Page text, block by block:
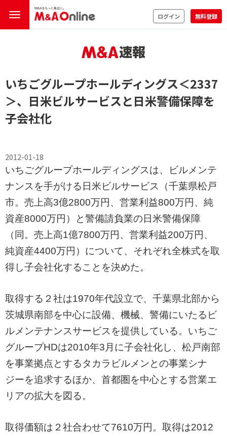
ログイン 無料登録
いちごグループホールディングス＜2337
＞、日米ビルサービスと日米警備保障を
子会社化
2012-01-18
いちごグループホールディングスは、ビルメンテ
ナンスを手がける日米ビルサービス（千葉県松戸
市。売上高3億2800万円、営業利益800万円、純
資産8000万円）と警備請負業の日米警備保障
（同。売上高1億7800万円、営業利益200万円、
純資産4400万円）について、それぞれ全株式を取
得し子会社化することを決めた。
取得する２社は1970年代設立で、千葉県北部から
茨城県南部を中心に設備、機械、警備にいたるビ
ルメンテナンスサービスを提供している。いちご
グループHDは2010年3月に子会社化し、松戸南部
を事業拠点とするタカラビルメンとの事業シナ
ジーを追求するほか、首都圏を中心とする営業エ
リアの拡大を図る。
取得価額は２社合わせて7610万円。取得は2012